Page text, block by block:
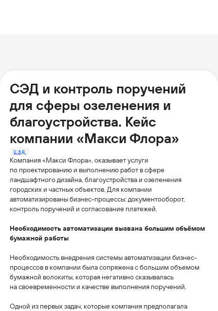
СЭД и контроль поручений
для сферы озеленения и
благоустройства. Кейс
компании «Макси Флора»
СЭД
Компания «Макси Флора», оказывает услуги
по проектированию и выполнению работ в сфере
ландшафтного дизайна, благоустройства и озеленения
городских и частных объектов. Для компании
автоматизированы бизнес-процессы: документооборот,
контроль поручений и согласование платежей.
Необходимость автоматизации вызвана большим объёмом
бумажной работы
Необходимость внедрения системы автоматизации бизнес-
процессов в компании была сопряжена с большим объемом
бумажной волокиты, которая негативно сказывалась
на своевременности и качестве выполнения поручений.
Одной из первых задач, которые компания предполагала